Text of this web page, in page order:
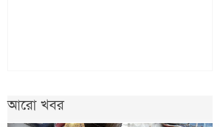
আরো খবর